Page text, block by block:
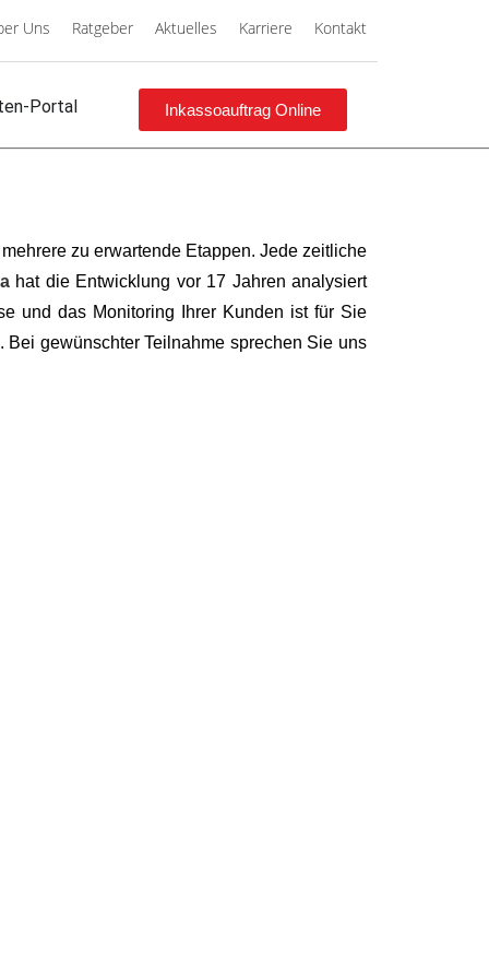
Uns Ratgeber Aktuelles Karriere Kontakt
Portal Inkassoauftrag Online
zu erwartende Etappen. Jede zeitliche
hat die Entwicklung vor 17 Jahren analysiert
und das Monitoring Ihrer Kunden ist für Sie
gewünschter Teilnahme sprechen Sie uns